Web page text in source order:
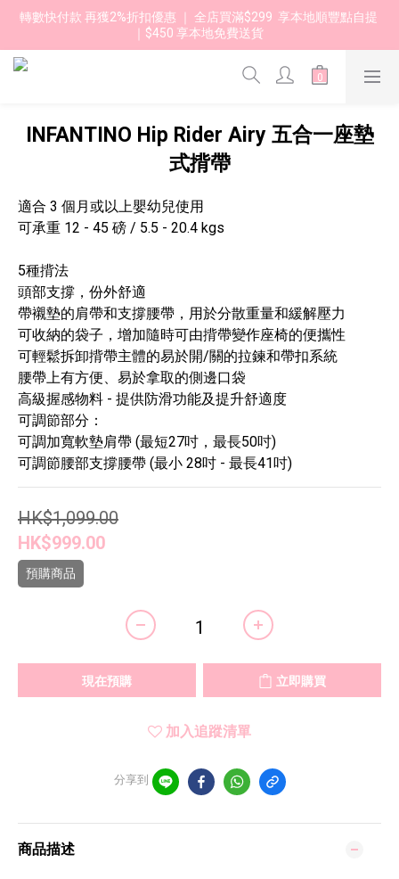
轉數快付款 再獲2%折扣優惠 ｜ 全店買滿$299  享本地順豐點自提
｜$450 享本地免費送貨
INFANTINO Hip Rider Airy 五合一座墊
式揹帶
適合 3 個月或以上嬰幼兒使用
可承重 12 - 45 磅 / 5.5 - 20.4 kgs
5種揹法
頭部支撐，份外舒適
帶襯墊的肩帶和支撐腰帶，用於分散重量和緩解壓力
可收納的袋子，增加隨時可由揹帶變作座椅的便攜性
可輕鬆拆卸揹帶主體的易於開/關的拉鍊和帶扣系統
腰帶上有方便、易於拿取的側邊口袋
高級握感物料 - 提供防滑功能及提升舒適度
可調節部分：
可調加寬軟墊肩帶 (最短27吋，最長50吋)
可調節腰部支撐腰帶 (最小 28吋 - 最長41吋)
HK$1,099.00
HK$999.00
預購商品
現在預購 立即購買
加入追蹤清單
分享到
商品描述